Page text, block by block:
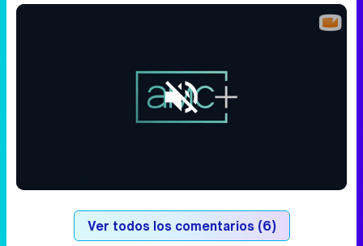
Ver todos los comentarios (6)